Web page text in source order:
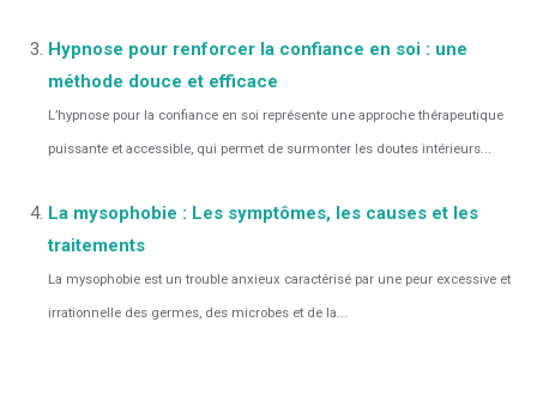
Hypnose pour renforcer la confiance en soi : une
méthode douce et efficace
L’hypnose pour la confiance en soi représente une approche thérapeutique
puissante et accessible, qui permet de surmonter les doutes intérieurs...
La mysophobie : Les symptômes, les causes et les
traitements
La mysophobie est un trouble anxieux caractérisé par une peur excessive et
irrationnelle des germes, des microbes et de la...